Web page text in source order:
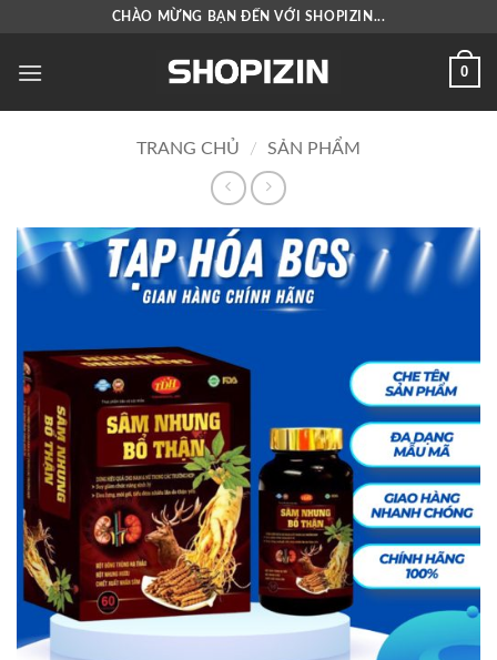
nội
CHÀO MỪNG BẠN ĐẾN VỚI SHOPIZIN...
0
TRANG CHỦ / SẢN PHẨM